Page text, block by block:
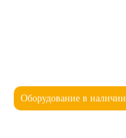
Оборудование в наличии